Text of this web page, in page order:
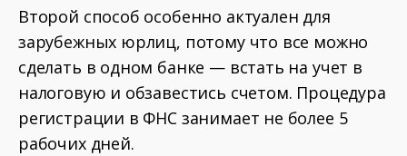
Второй способ особенно актуален для
зарубежных юрлиц, потому что все можно
сделать в одном банке — встать на учет в
налоговую и обзавестись счетом. Процедура
регистрации в ФНС занимает не более 5
рабочих дней.